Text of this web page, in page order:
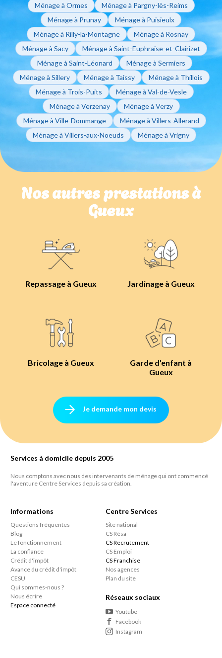
Ménage à Ormes
Ménage à Pargny-lès-Reims
Ménage à Prunay
Ménage à Puisieulx
Ménage à Rilly-la-Montagne
Ménage à Rosnay
Ménage à Sacy
Ménage à Saint-Euphraise-et-Clairizet
Ménage à Saint-Léonard
Ménage à Sermiers
Ménage à Sillery
Ménage à Taissy
Ménage à Thillois
Ménage à Trois-Puits
Ménage à Val-de-Vesle
Ménage à Verzenay
Ménage à Verzy
Ménage à Ville-Dommange
Ménage à Villers-Allerand
Ménage à Villers-aux-Noeuds
Ménage à Vrigny
Nos autres prestations à
Gueux
Repassage à Gueux Jardinage à Gueux
Bricolage à Gueux
Garde d'enfant à
Gueux
Je demande mon devis
Services à domicile depuis 2005
Nous comptons avec nous des intervenants de ménage qui ont commencé
l'aventure Centre Services depuis sa création.
Informations
Questions fréquentes
Blog
Le fonctionnement
La confiance
Crédit d'impôt
Avance du crédit d'impôt
CESU
Qui sommes-nous ?
Nous écrire
Espace connecté
Centre Services
Site national
CS Résa
CS Recrutement
CS Emploi
CS Franchise
Nos agences
Plan du site
Réseaux sociaux
Youtube
Facebook
Instagram